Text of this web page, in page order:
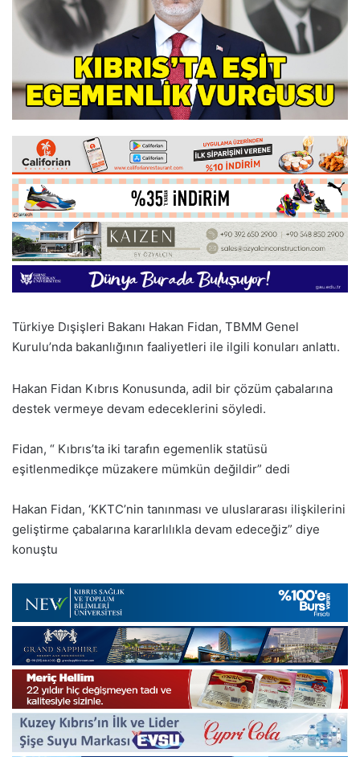
Türkiye Dışişleri Bakanı Hakan Fidan, TBMM Genel
Kurulu’nda bakanlığının faaliyetleri ile ilgili konuları anlattı.
Hakan Fidan Kıbrıs Konusunda, adil bir çözüm çabalarına
destek vermeye devam edeceklerini söyledi.
Fidan, “ Kıbrıs’ta iki tarafın egemenlik statüsü
eşitlenmedikçe müzakere mümkün değildir” dedi
Hakan Fidan, ‘KKTC’nin tanınması ve uluslararası ilişkilerini
geliştirme çabalarına kararlılıkla devam edeceğiz” diye
konuştu